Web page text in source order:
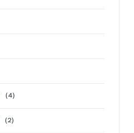
(4)
(2)